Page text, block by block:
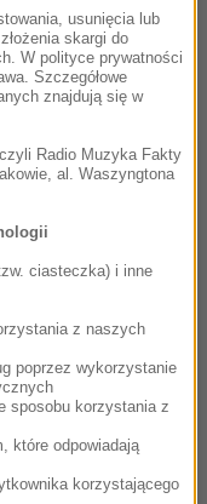
video:
usunięcia lub
skargi do
W polityce prywatności
Szczegółowe
znajdują się w
Radio Muzyka Fakty
al. Waszyngtona
ciasteczka) i inne
z naszych
poprzez wykorzystanie
sposobu korzystania z
które odpowiadają
korzystającego